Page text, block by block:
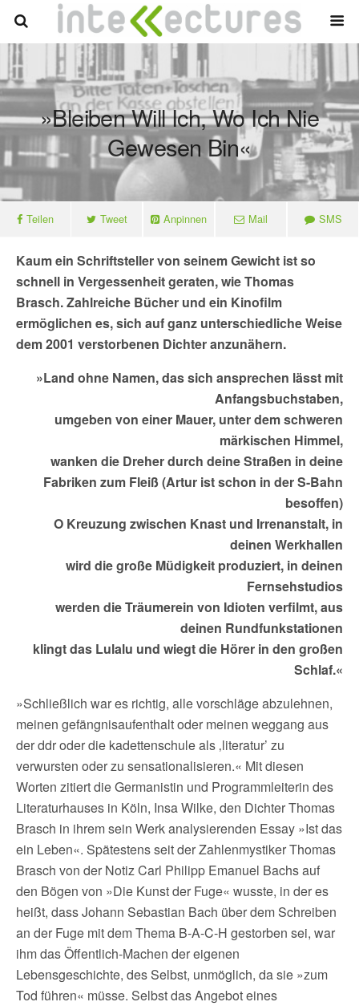
»Bleiben Will Ich, Wo Ich Nie
Gewesen Bin«
Teilen Tweet Anpinnen Mail SMS
Kaum ein Schriftsteller von seinem Gewicht ist so
schnell in Vergessenheit geraten, wie Thomas
Brasch. Zahlreiche Bücher und ein Kinofilm
ermöglichen es, sich auf ganz unterschiedliche Weise
dem 2001 verstorbenen Dichter anzunähern.
»Land ohne Namen, das sich ansprechen lässt mit
Anfangsbuchstaben,
umgeben von einer Mauer, unter dem schweren
märkischen Himmel,
wanken die Dreher durch deine Straßen in deine
Fabriken zum Fleiß (Artur ist schon in der S-Bahn
besoffen)
O Kreuzung zwischen Knast und Irrenanstalt, in
deinen Werkhallen
wird die große Müdigkeit produziert, in deinen
Fernsehstudios
werden die Träumerein von Idioten verfilmt, aus
deinen Rundfunkstationen
klingt das Lulalu und wiegt die Hörer in den großen
Schlaf.«
»Schließlich war es richtig, alle vorschläge abzulehnen,
meinen gefängnisaufenthalt oder meinen weggang aus
der ddr oder die kadettenschule als ‚literatur’ zu
verwursten oder zu sensationalisieren.« Mit diesen
Worten zitiert die Germanistin und Programmleiterin des
Literaturhauses in Köln, Insa Wilke, den Dichter Thomas
Brasch in ihrem sein Werk analysierenden Essay »Ist das
ein Leben«. Spätestens seit der Zahlenmystiker Thomas
Brasch von der Notiz Carl Philipp Emanuel Bachs auf
den Bögen von »Die Kunst der Fuge« wusste, in der es
heißt, dass Johann Sebastian Bach über dem Schreiben
an der Fuge mit dem Thema B-A-C-H gestorben sei, war
ihm das Öffentlich-Machen der eigenen
Lebensgeschichte, des Selbst, unmöglich, da sie »zum
Tod führen« müsse. Selbst das Angebot eines